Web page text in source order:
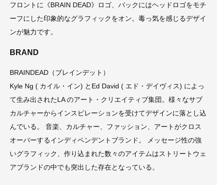
フロントに《BRAIN DEAD》ロゴ、バックにはヘッドロゴをモチ
ーフにした印象的なグラフィックをオン。毒っ気を感じるデザイ
ンが魅力です。
BRAND
BRAINDEAD（ブレインデット）
Kyle Ng ( カイル・イン) とEd David ( エド・デイヴィス) によっ
て生み出されたLA のアート・クリエイティブ集団。様々なサブ
カルチャーからインスピレーションを受けてデザインに落とし込
んでいる。 音楽、カルチャー、ファッション、アートがクロス
オーバーするインディペンデントブランド。 メッセージ性の強
いグラフィック、作り込まれた数々のアイテムはストリートウェ
アブランドの中でも突出した存在となっている。